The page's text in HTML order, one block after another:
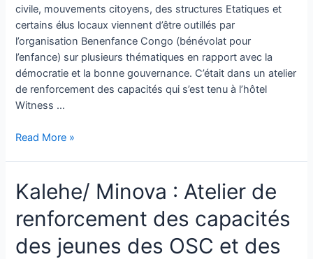
civile, mouvements citoyens, des structures Etatiques et
certains élus locaux viennent d’être outillés par
l’organisation Benenfance Congo (bénévolat pour
l’enfance) sur plusieurs thématiques en rapport avec la
démocratie et la bonne gouvernance. C’était dans un atelier
de renforcement des capacités qui s’est tenu à l’hôtel
Witness …
Read More »
Kalehe/ Minova : Atelier de
renforcement des capacités
des jeunes des OSC et des